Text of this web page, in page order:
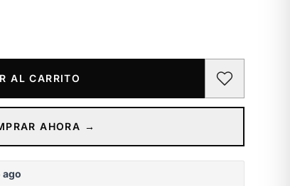
AL CARRITO
AHORA →
ago